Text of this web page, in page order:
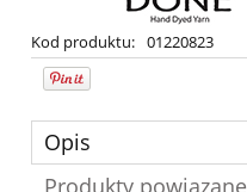
Kod produktu: 01220823
Opis
Produkty powiązane